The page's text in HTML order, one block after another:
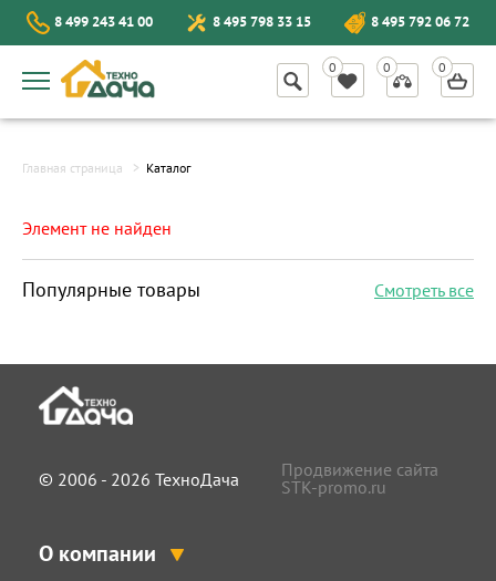
8 499 243 41 00 8 495 798 33 15 8 495 792 06 72
Главная страница Каталог
Элемент не найден
Популярные товары Смотреть все
© 2006 - 2026 ТехноДача
Продвижение сайта
STK-promo.ru
О компании